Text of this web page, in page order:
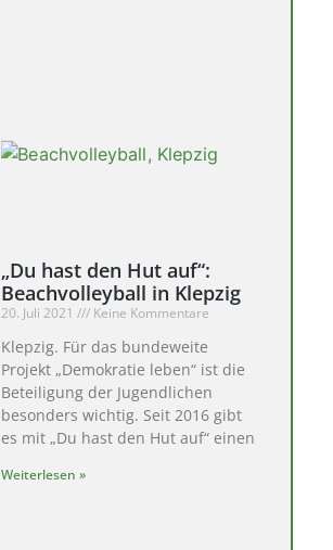
„Du hast den Hut auf“:
Beachvolleyball in Klepzig
20. Juli 2021 Keine Kommentare
Klepzig. Für das bundeweite
Projekt „Demokratie leben“ ist die
Beteiligung der Jugendlichen
besonders wichtig. Seit 2016 gibt
es mit „Du hast den Hut auf“ einen
Weiterlesen »